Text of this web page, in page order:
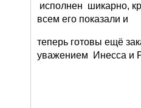
исполнен шикарно,
всем его показали и
теперь готовы ещё
уважением Инесса и